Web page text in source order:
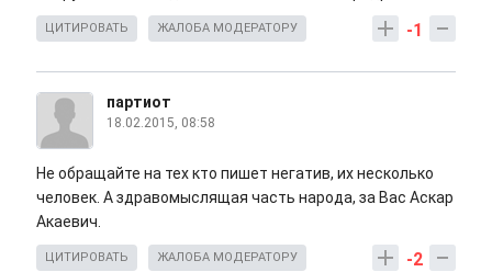
-1
ЦИТИРОВАТЬ ЖАЛОБА МОДЕРАТОРУ
партиот
18.02.2015, 08:58
Не обращайте на тех кто пишет негатив, их несколько
человек. А здравомыслящая часть народа, за Вас Аскар
Акаевич.
-2
ЦИТИРОВАТЬ ЖАЛОБА МОДЕРАТОРУ